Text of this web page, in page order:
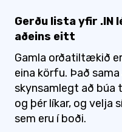
Gerðu lista yfir .IN
aðeins eitt
Gamla orðatiltækið
eina körfu. Það
skynsamlegt að búa
og þér líkar, og velja
sem eru í boði.